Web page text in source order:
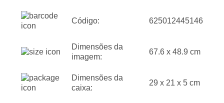
Código: 625012445146
Dimensões da
imagem:
67.6 x 48.9 cm
Dimensões da
caixa:
29 x 21 x 5 cm